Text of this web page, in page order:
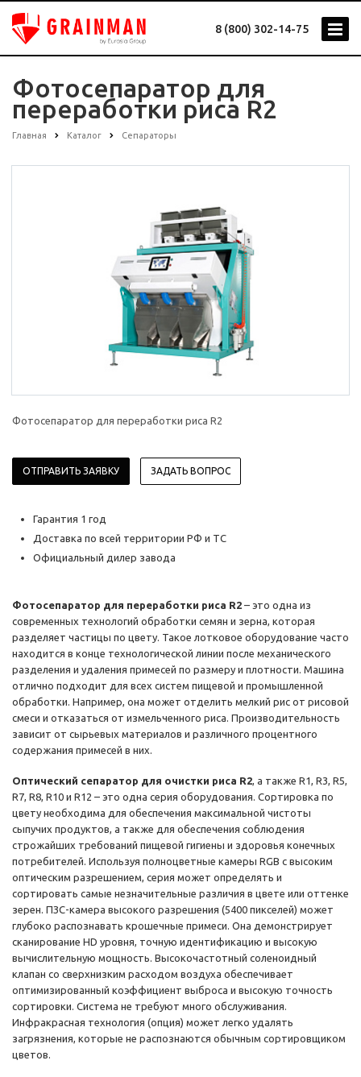
8 (800) 302-14-75
Фотосепаратор для
переработки риса R2
Главная Каталог Сепараторы
Фотосепаратор для переработки риса R2
ОТПРАВИТЬ ЗАЯВКУ ЗАДАТЬ ВОПРОС
Гарантия 1 год
Доставка по всей территории РФ и ТС
Официальный дилер завода
Фотосепаратор для переработки риса R2 – это одна из
современных технологий обработки семян и зерна, которая
разделяет частицы по цвету. Такое лотковое оборудование часто
находится в конце технологической линии после механического
разделения и удаления примесей по размеру и плотности. Машина
отлично подходит для всех систем пищевой и промышленной
обработки. Например, она может отделить мелкий рис от рисовой
смеси и отказаться от измельченного риса. Производительность
зависит от сырьевых материалов и различного процентного
содержания примесей в них.
Оптический сепаратор для очистки риса R2, а также R1, R3, R5,
R7, R8, R10 и R12 – это одна серия оборудования. Сортировка по
цвету необходима для обеспечения максимальной чистоты
сыпучих продуктов, а также для обеспечения соблюдения
строжайших требований пищевой гигиены и здоровья конечных
потребителей. Используя полноцветные камеры RGB с высоким
оптическим разрешением, серия может определять и
сортировать самые незначительные различия в цвете или оттенке
зерен. ПЗС-камера высокого разрешения (5400 пикселей) может
глубоко распознавать крошечные примеси. Она демонстрирует
сканирование HD уровня, точную идентификацию и высокую
вычислительную мощность. Высокочастотный соленоидный
клапан со сверхнизким расходом воздуха обеспечивает
оптимизированный коэффициент выброса и высокую точность
сортировки. Система не требуют много обслуживания.
Инфракрасная технология (опция) может легко удалять
загрязнения, которые не распознаются обычным сортировщиком
цветов.